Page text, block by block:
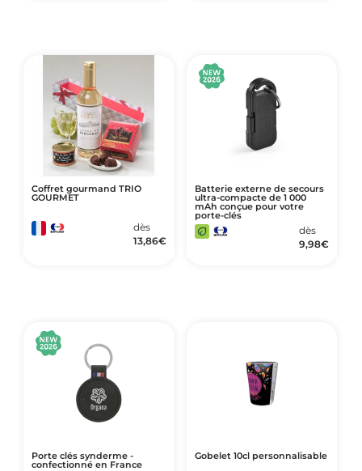
Coffret gourmand TRIO
GOURMET
dès
13,86€
Batterie externe de secours
ultra-compacte de 1 000
mAh conçue pour votre
porte-clés
dès
9,98€
Porte clés synderme -
confectionné en France
Gobelet 10cl personnalisable